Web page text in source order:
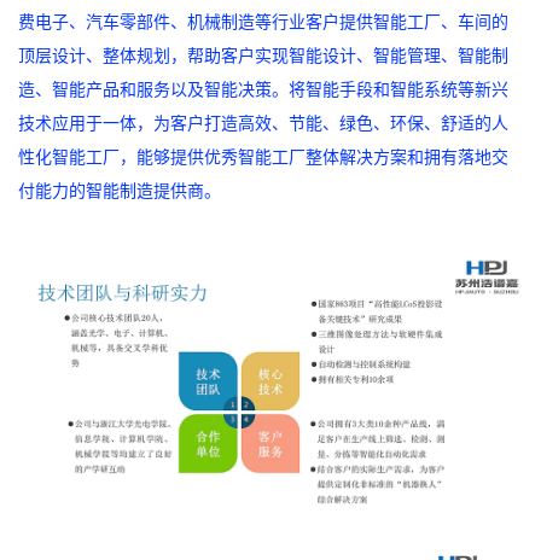
费电子、汽车零部件、机械制造等行业客户提供智能工厂、车间的
顶层设计、整体规划，帮助客户实现智能设计、智能管理、智能制
造、智能产品和服务以及智能决策。将智能手段和智能系统等新兴
技术应用于一体，为客户打造高效、节能、绿色、环保、舒适的人
性化智能工厂，能够提供优秀智能工厂整体解决方案和拥有落地交
付能力的智能制造提供商。